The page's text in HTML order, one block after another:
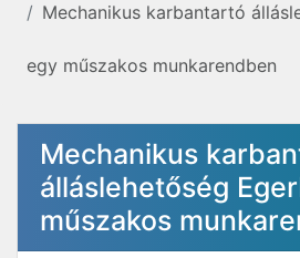
Mechanikus karbantartó
egy műszakos munkarendben
Mechanikus
álláslehetőség
műszakos